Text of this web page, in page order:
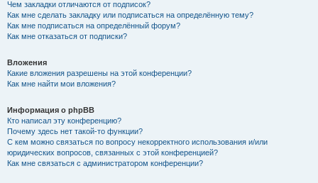
Чем закладки отличаются от подписок?
Как мне сделать закладку или подписаться на определённую тему?
Как мне подписаться на определённый форум?
Как мне отказаться от подписки?
Вложения
Какие вложения разрешены на этой конференции?
Как мне найти мои вложения?
Информация о phpBB
Кто написал эту конференцию?
Почему здесь нет такой-то функции?
С кем можно связаться по вопросу некорректного использования и/или
юридических вопросов, связанных с этой конференцией?
Как мне связаться с администратором конференции?